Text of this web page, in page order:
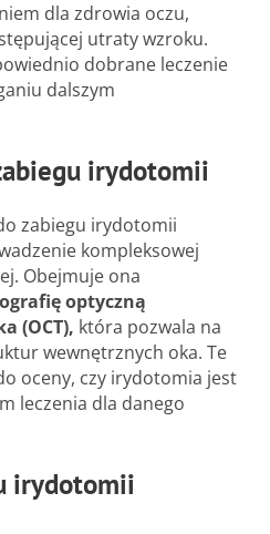
dla zdrowia oczu,
utraty wzroku.
dobrane leczenie
dalszym
irydotomii
zabiegu irydotomii
kompleksowej
Obejmuje ona
optyczną
(OCT), która pozwala na
wewnętrznych oka. Te
oceny, czy irydotomia jest
leczenia dla danego
irydotomii